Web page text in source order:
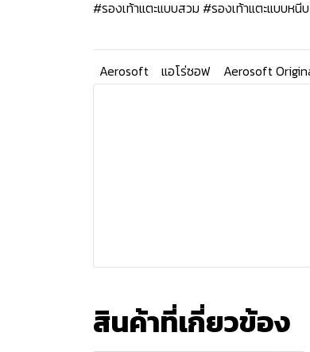
#รองเท้าแตะแบบสวม #รองเท้าแตะแบบห
Aerosoft แอโร่ซอฟ Aerosoft
สินค้าที่เกี่ยวข้อง